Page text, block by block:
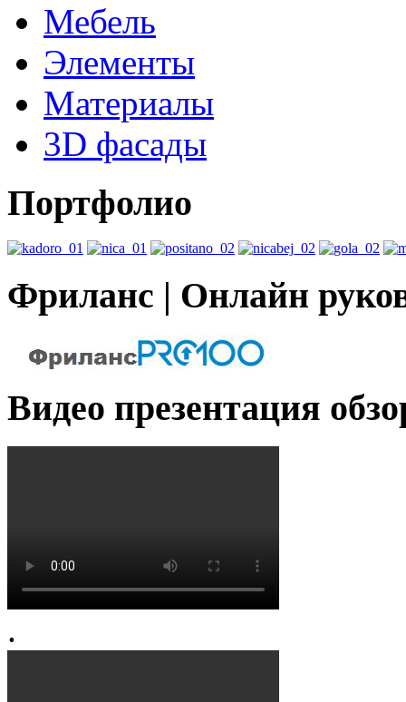
Мебель
Элементы
Материалы
3D фасады
Портфолио
Фриланс | Онлайн
Видео презентация
.